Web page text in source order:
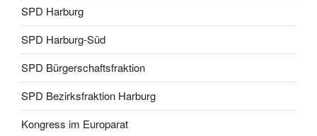
SPD Harburg
SPD Harburg-Süd
SPD Bürgerschaftsfraktion
SPD Bezirksfraktion Harburg
Kongress im Europarat